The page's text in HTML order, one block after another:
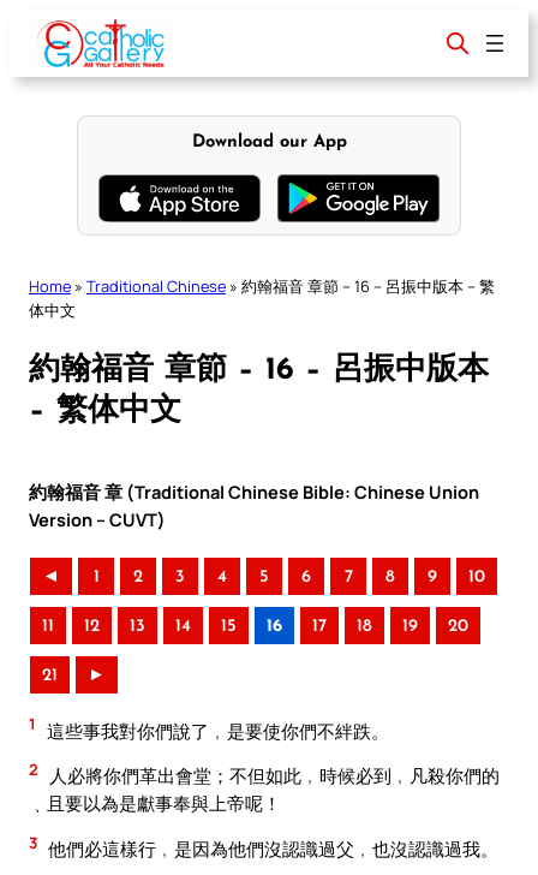
content
Download our App
Home » Traditional Chinese » 約翰福音 章節 – 16 – 呂振中版本 – 繁
体中文
約翰福音 章節 – 16 – 呂振中版本
– 繁体中文
約翰福音 章 (Traditional Chinese Bible: Chinese Union
Version – CUVT)
◄ 1 2 3 4 5 6 7 8 9 10
11 12 13 14 15 16 17 18 19 20
21 ►
1 這些事我對你們說了﹐是要使你們不絆跌。
2
人必將你們革出會堂；不但如此﹐時候必到﹐凡殺你們的
﹑且要以為是獻事奉與上帝呢！
3 他們必這樣行﹐是因為他們沒認識過父﹐也沒認識過我。